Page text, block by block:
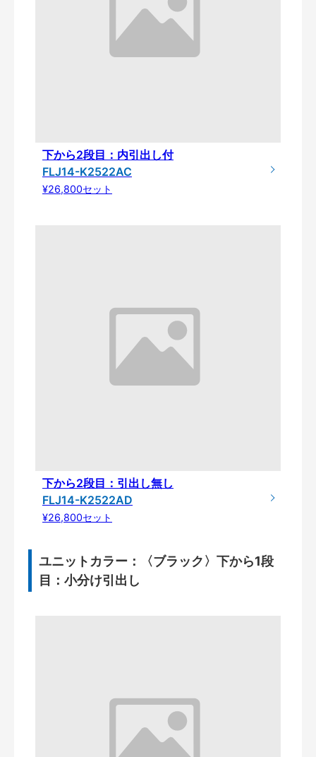
下から2段目：内引出し付
FLJ14-K2522AC
¥26,800セット
下から2段目：引出し無し
FLJ14-K2522AD
¥26,800セット
ユニットカラー：〈ブラック〉下から1段
目：小分け引出し